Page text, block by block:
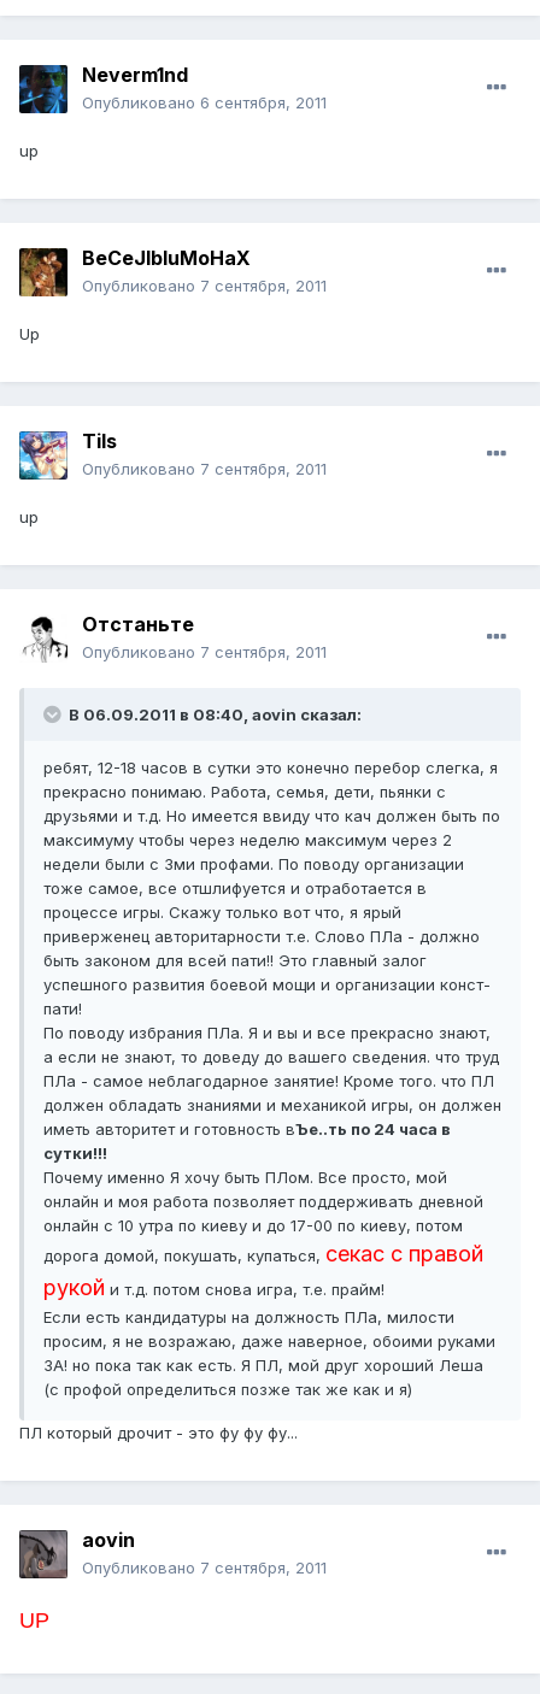
Neverm1nd
Опубликовано 6 сентября, 2011
up
BeCeJIbIuMoHaX
Опубликовано 7 сентября, 2011
Up
Tils
Опубликовано 7 сентября, 2011
up
Отстаньте
Опубликовано 7 сентября, 2011
В 06.09.2011 в 08:40, aovin сказал:
ребят, 12-18 часов в сутки это конечно перебор слегка, я
прекрасно понимаю. Работа, семья, дети, пьянки с
друзьями и т.д. Но имеется ввиду что кач должен быть по
максимуму чтобы через неделю максимум через 2
недели были с 3ми профами. По поводу организации
тоже самое, все отшлифуется и отработается в
процессе игры. Скажу только вот что, я ярый
приверженец авторитарности т.е. Слово ПЛа - должно
быть законом для всей пати!! Это главный залог
успешного развития боевой мощи и организации конст-
пати!
По поводу избрания ПЛа. Я и вы и все прекрасно знают,
а если не знают, то доведу до вашего сведения. что труд
ПЛа - самое неблагодарное занятие! Кроме того. что ПЛ
должен обладать знаниями и механикой игры, он должен
иметь авторитет и готовность вЪе..ть по 24 часа в
сутки!!!
Почему именно Я хочу быть ПЛом. Все просто, мой
онлайн и моя работа позволяет поддерживать дневной
онлайн с 10 утра по киеву и до 17-00 по киеву, потом
дорога домой, покушать, купаться, секас с правой
рукой и т.д. потом снова игра, т.е. прайм!
Если есть кандидатуры на должность ПЛа, милости
просим, я не возражаю, даже наверное, обоими руками
ЗА! но пока так как есть. Я ПЛ, мой друг хороший Леша
(с профой определиться позже так же как и я)
ПЛ который дрочит - это фу фу фу...
aovin
Опубликовано 7 сентября, 2011
UP